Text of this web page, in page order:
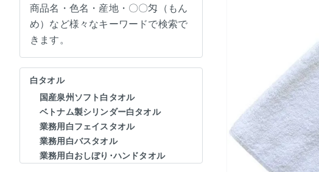
商品名・色名・産地・〇〇匁（もん
め）など様々なキーワードで検索で
きます。
白タオル
国産泉州ソフト白タオル
ベトナム製シリンダー白タオル
業務用白フェイスタオル
業務用白バスタオル
業務用白おしぼり･ハンドタオル